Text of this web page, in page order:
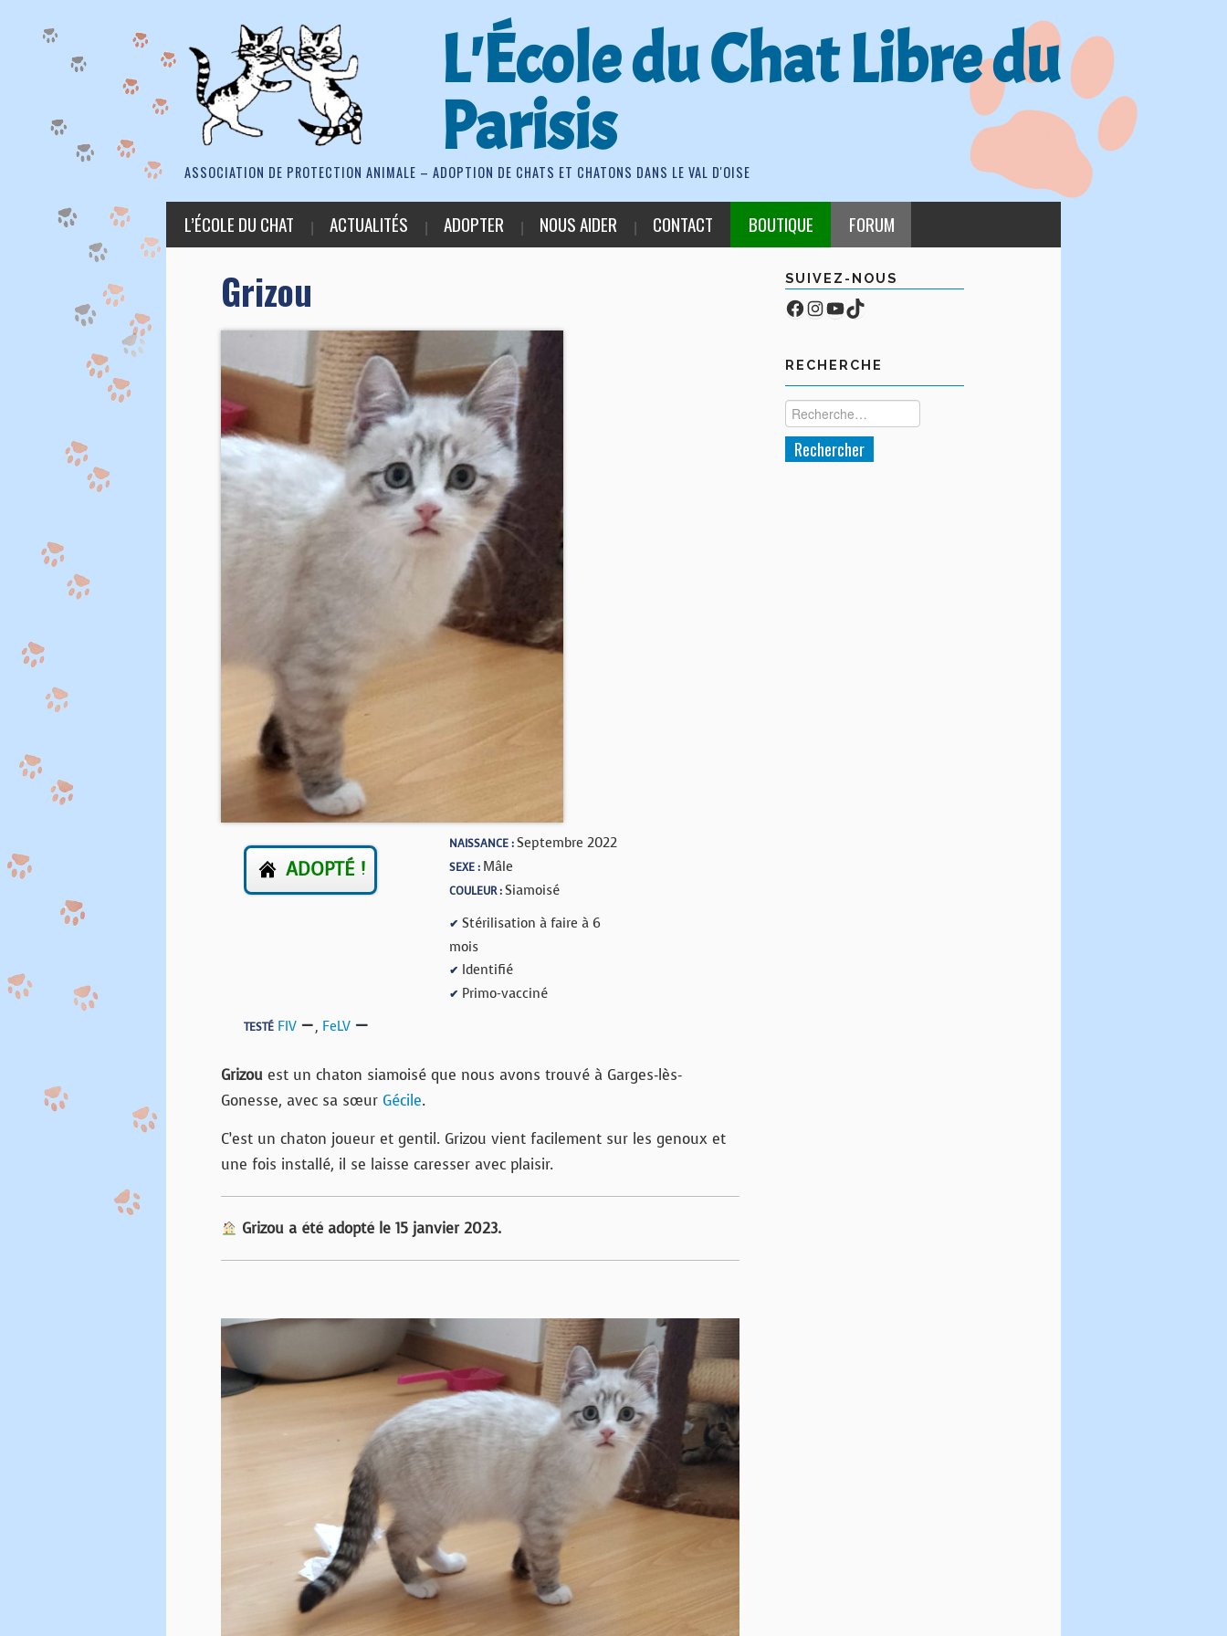
L'École du Chat Libre du
Parisis
ASSOCIATION DE PROTECTION ANIMALE – ADOPTION DE CHATS ET CHATONS DANS LE VAL D'OISE
L’ÉCOLE DU CHAT ACTUALITÉS ADOPTER NOUS AIDER CONTACT BOUTIQUE FORUM
Grizou
ADOPTÉ !
NAISSANCE :Septembre 2022
SEXE : Mâle
COULEUR :Siamoisé
✔ Stérilisation à faire à 6
mois
✔ Identifié
✔ Primo-vacciné
TESTÉ FIV , FeLV
Grizou est un chaton siamoisé que nous avons trouvé à Garges-lès-
Gonesse, avec sa sœur Gécile.
C’est un chaton joueur et gentil. Grizou vient facilement sur les genoux et
une fois installé, il se laisse caresser avec plaisir.
Grizou a été adopté le 15 janvier 2023.
SUIVEZ-NOUS
Facebook
Compte Instagram
YouTube
TikTok
RECHERCHE